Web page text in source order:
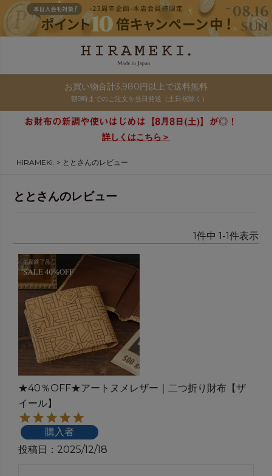
お買い物合計3,980円以上で送料無料
朝9時までのご注文を当日発送（土日祝除く）
詳しくはこちら＞
HIRAMEKI. ととさんのレビュー
ととさんのレビュー
1件中 1 -1件表示
★40％OFF★アートヌメレザー｜二つ折り財布【ザ
イール】
購入者
投稿日
2025/12/18